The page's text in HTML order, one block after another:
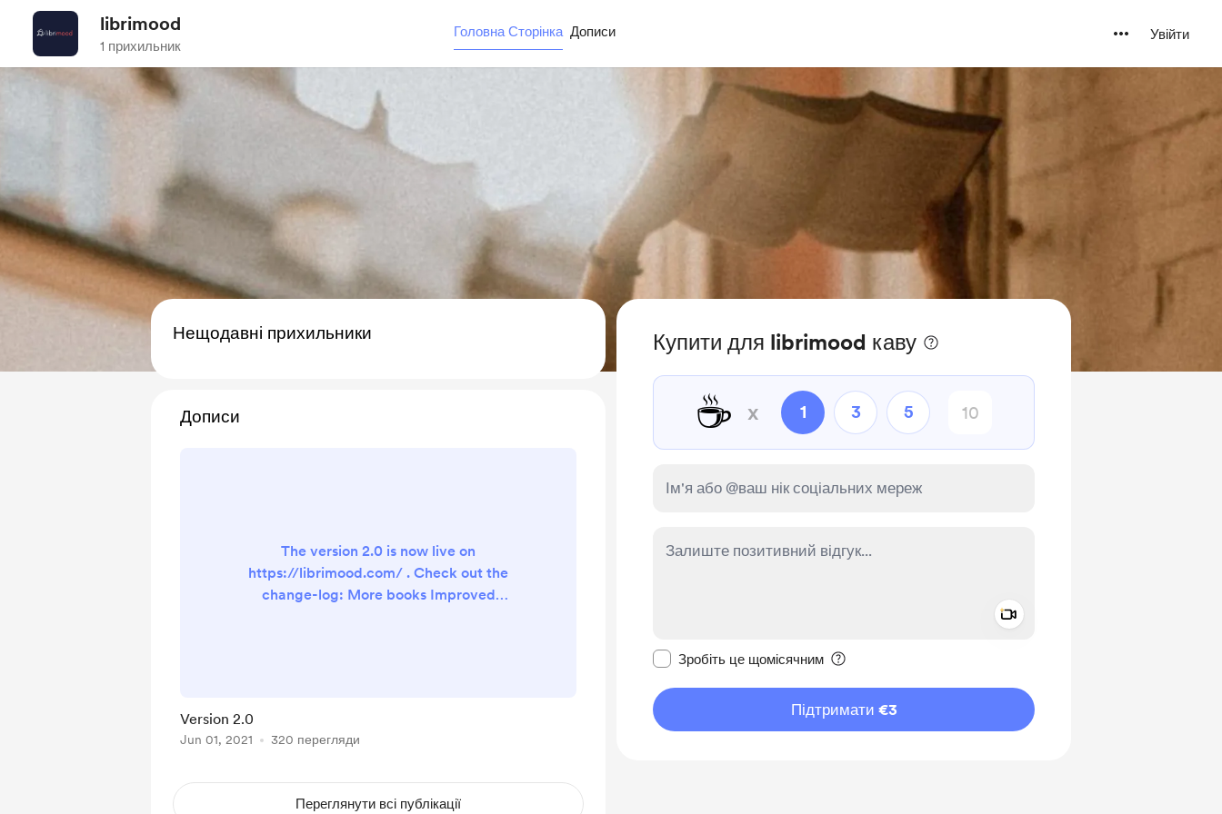
librimood
1 прихильник
Головна Сторінка Дописи Увійти
Купити для librimood каву
☕ x 1 3 5
Зробіть це щомісячним
Підтримати €3
Нещодавні прихильники
Дописи
The version 2.0 is now live on
https://librimood.com/ . Check out the
change-log: More books Improved
indicated by the blue color. You can then
Version 2.0
Jun 01, 2021 320 перегляди
Переглянути всі публікації